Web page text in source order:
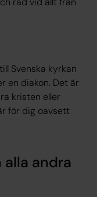
Svenska kyrkan
en diakon. Det är
kristen eller
för dig oavsett
alla andra